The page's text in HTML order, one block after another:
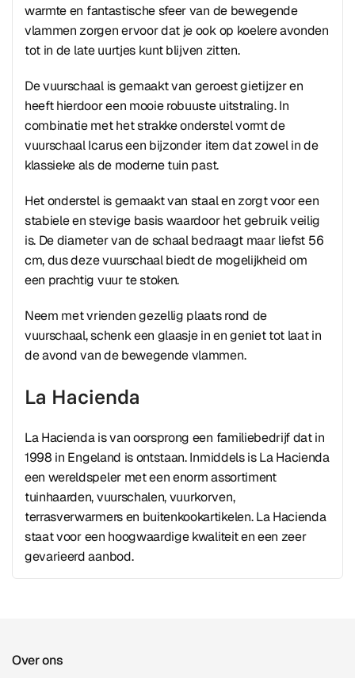
warmte en fantastische sfeer van de bewegende
vlammen zorgen ervoor dat je ook op koelere avonden
tot in de late uurtjes kunt blijven zitten.
De vuurschaal is gemaakt van geroest gietijzer en
heeft hierdoor een mooie robuuste uitstraling. In
combinatie met het strakke onderstel vormt de
vuurschaal Icarus een bijzonder item dat zowel in de
klassieke als de moderne tuin past.
Het onderstel is gemaakt van staal en zorgt voor een
stabiele en stevige basis waardoor het gebruik veilig
is. De diameter van de schaal bedraagt maar liefst 56
cm, dus deze vuurschaal biedt de mogelijkheid om
een prachtig vuur te stoken.
Neem met vrienden gezellig plaats rond de
vuurschaal, schenk een glaasje in en geniet tot laat in
de avond van de bewegende vlammen.
La Hacienda
La Hacienda is van oorsprong een familiebedrijf dat in
1998 in Engeland is ontstaan. Inmiddels is La Hacienda
een wereldspeler met een enorm assortiment
tuinhaarden, vuurschalen, vuurkorven,
terrasverwarmers en buitenkookartikelen. La Hacienda
staat voor een hoogwaardige kwaliteit en een zeer
gevarieerd aanbod.
Over ons